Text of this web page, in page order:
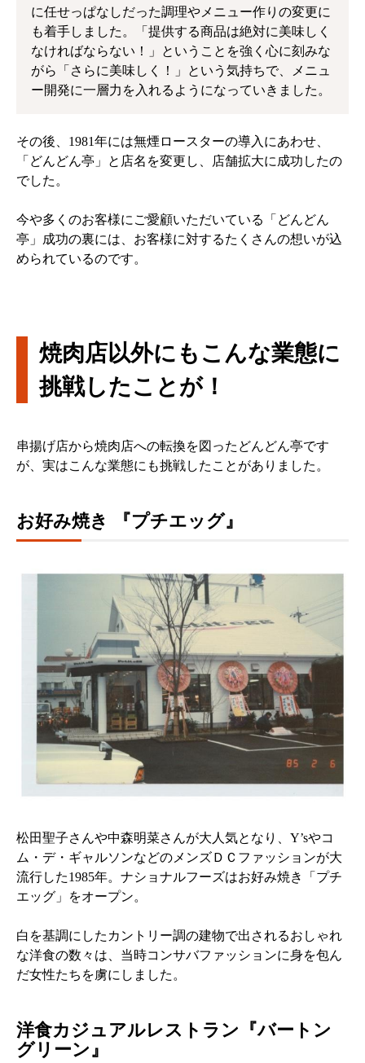
に任せっぱなしだった調理やメニュー作りの変更に
も着手しました。「提供する商品は絶対に美味しく
なければならない！」ということを強く心に刻みな
がら「さらに美味しく！」という気持ちで、メニュ
ー開発に一層力を入れるようになっていきました。
その後、1981年には無煙ロースターの導入にあわせ、
「どんどん亭」と店名を変更し、店舗拡大に成功したの
でした。
今や多くのお客様にご愛顧いただいている「どんどん
亭」成功の裏には、お客様に対するたくさんの想いが込
められているのです。
焼肉店以外にもこんな業態に
挑戦したことが！
串揚げ店から焼肉店への転換を図ったどんどん亭です
が、実はこんな業態にも挑戦したことがありました。
お好み焼き 『プチエッグ』
松田聖子さんや中森明菜さんが大人気となり、Y’sやコ
ム・デ・ギャルソンなどのメンズＤＣファッションが大
流行した1985年。ナショナルフーズはお好み焼き「プチ
エッグ」をオープン。
白を基調にしたカントリー調の建物で出されるおしゃれ
な洋食の数々は、当時コンサバファッションに身を包ん
だ女性たちを虜にしました。
洋食カジュアルレストラン『バートン
グリーン』